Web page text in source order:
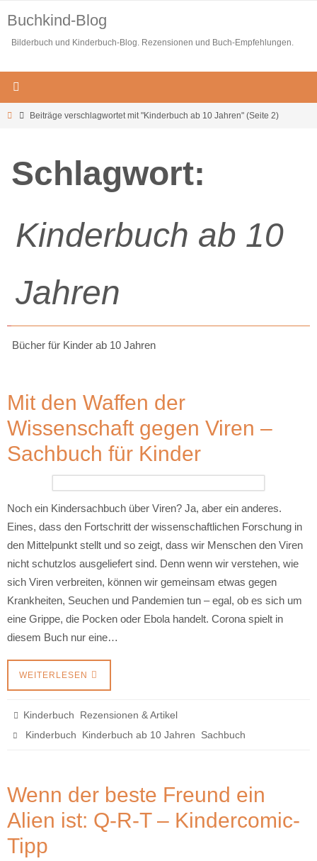
Inhalt
springen
Buchkind-Blog
Bilderbuch und Kinderbuch-Blog. Rezensionen und Buch-Empfehlungen.
StartBeiträge verschlagwortet mit "Kinderbuch ab 10 Jahren" (Seite 2)
Schlagwort:
Kinderbuch ab 10
Jahren
Bücher für Kinder ab 10 Jahren
Mit den Waffen der
Wissenschaft gegen Viren –
Sachbuch für Kinder
Noch ein Kindersachbuch über Viren? Ja, aber ein anderes.
Eines, dass den Fortschritt der wissenschaftlichen Forschung in
den Mittelpunkt stellt und so zeigt, dass wir Menschen den Viren
nicht schutzlos ausgeliefert sind. Denn wenn wir verstehen, wie
sich Viren verbreiten, können wir gemeinsam etwas gegen
Krankheiten, Seuchen und Pandemien tun – egal, ob es sich um
eine Grippe, die Pocken oder Ebola handelt. Corona spielt in
diesem Buch nur eine…
WEITERLESEN
Kinderbuch
Rezensionen & Artikel
Kinderbuch
Kinderbuch ab 10 Jahren Sachbuch
Wenn der beste Freund ein
Alien ist: Q-R-T – Kindercomic-
Tipp